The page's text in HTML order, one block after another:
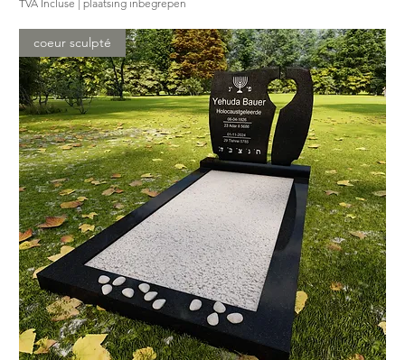
TVA Incluse | plaatsing inbegrepen
coeur sculpté